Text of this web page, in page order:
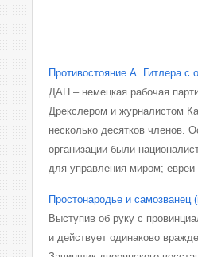
Противостояние А. Гитлера
ДАП – немецкая рабочая
Дрекслером и журналистом
несколько десятков членов.
организации были
для управления миром; евреи
Простонародье и самозванец
Выступив об руку с
и действует одинаково